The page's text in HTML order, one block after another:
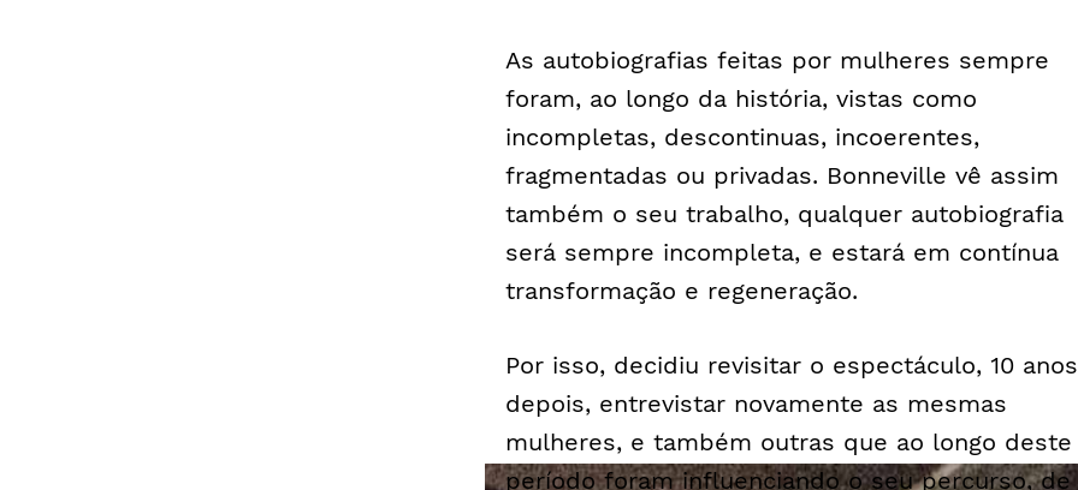
As autobiografias feitas por mulheres sempre
foram, ao longo da história, vistas como
incompletas, descontinuas, incoerentes,
fragmentadas ou privadas. Bonneville vê assim
também o seu trabalho, qualquer autobiografia
será sempre incompleta, e estará em contínua
transformação e regeneração.
Por isso, decidiu revisitar o espectáculo, 10 anos
depois, entrevistar novamente as mesmas
mulheres, e também outras que ao longo deste
período foram influenciando o seu percurso, de